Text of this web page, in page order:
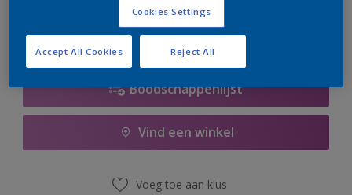
Boodschappenlijst
Vind een winkel
Voeg toe aan klus
Cookies Settings
Reject All
Accept All Cookies